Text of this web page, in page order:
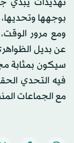
بوجهها
ومع مرور
عن بديل
سيكون بمثابة
فيه التحدي
مع الجماعات